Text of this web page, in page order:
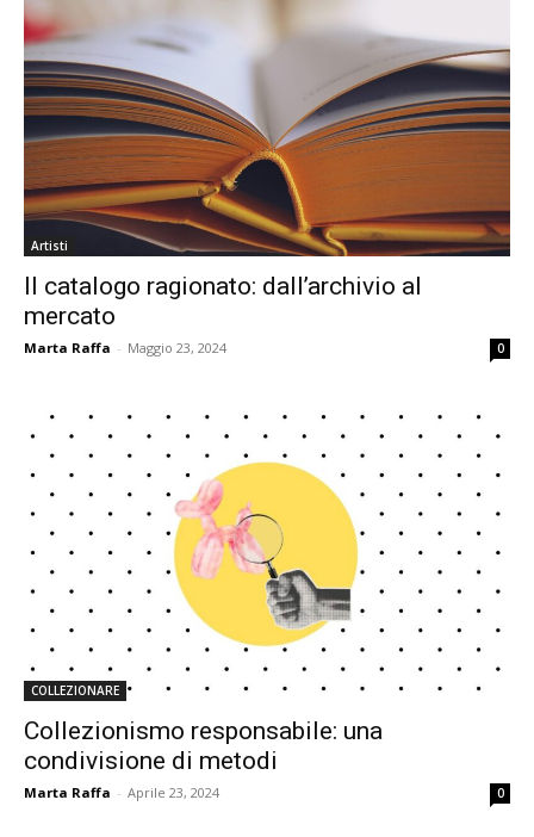
Artisti
Il catalogo ragionato: dall’archivio al
mercato
Marta Raffa - Maggio 23, 2024 0
COLLEZIONARE
Collezionismo responsabile: una
condivisione di metodi
Marta Raffa - Aprile 23, 2024 0